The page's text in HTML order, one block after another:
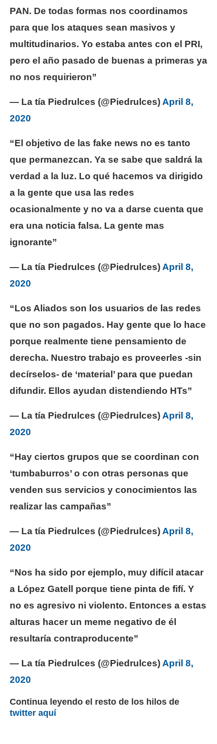
PAN. De todas formas nos coordinamos
para que los ataques sean masivos y
multitudinarios. Yo estaba antes con el PRI,
pero el año pasado de buenas a primeras ya
no nos requirieron”
— La tía Piedrulces (@Piedrulces) April 8,
2020
“El objetivo de las fake news no es tanto
que permanezcan. Ya se sabe que saldrá la
verdad a la luz. Lo qué hacemos va dirigido
a la gente que usa las redes
ocasionalmente y no va a darse cuenta que
era una noticia falsa. La gente mas
ignorante”
— La tía Piedrulces (@Piedrulces) April 8,
2020
“Los Aliados son los usuarios de las redes
que no son pagados. Hay gente que lo hace
porque realmente tiene pensamiento de
derecha. Nuestro trabajo es proveerles -sin
decírselos- de ‘material’ para que puedan
difundir. Ellos ayudan distendiendo HTs”
— La tía Piedrulces (@Piedrulces) April 8,
2020
“Hay ciertos grupos que se coordinan con
‘tumbaburros’ o con otras personas que
venden sus servicios y conocimientos las
realizar las campañas”
— La tía Piedrulces (@Piedrulces) April 8,
2020
“Nos ha sido por ejemplo, muy difícil atacar
a López Gatell porque tiene pinta de fifí. Y
no es agresivo ni violento. Entonces a estas
alturas hacer un meme negativo de él
resultaría contraproducente”
— La tía Piedrulces (@Piedrulces) April 8,
2020
Continua leyendo el resto de los hilos de
twitter aquí